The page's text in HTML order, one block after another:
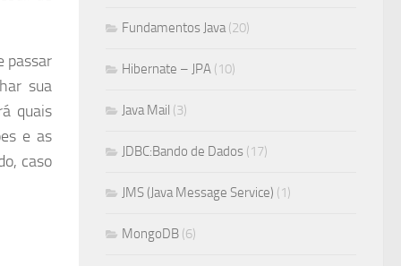
passar
sua
quais
e as
caso
Fundamentos Java(20)
Hibernate – JPA (10)
Java Mail (3)
JDBC:Bando de Dados (17)
JMS (Java Message Service) (1)
MongoDB (6)